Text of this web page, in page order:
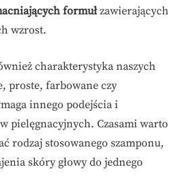
formułzawierających
wzrost.
charakterystyka naszych
proste, farbowane czy
innego podejścia i
pielęgnacyjnych. Czasami warto
rodzaj stosowanego szamponu,
skóry głowy do jednego